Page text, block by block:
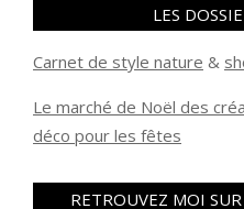
LES
Carnet de style nature &
Le marché de Noël des
déco pour les fêtes
RETROUVEZ MOI